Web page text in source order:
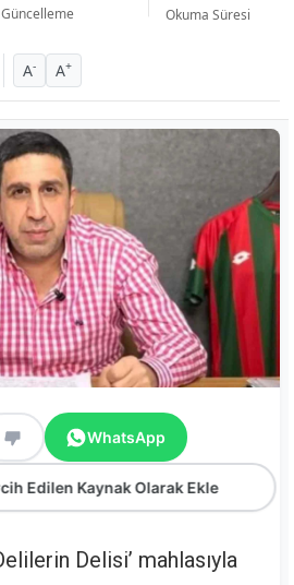
Güncelleme Okuma Süresi
A- A+
WhatsApp
Edilen Kaynak Olarak Ekle
Delisi’ mahlasıyla